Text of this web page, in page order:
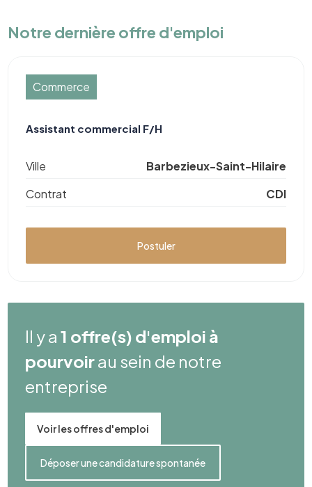
Notre dernière offre d'emploi
Commerce
Assistant commercial F/H
Ville
Barbezieux-Saint-Hilaire
Contrat
CDI
Postuler
Il y a1 offre(s) d'emploi à
pourvoirau sein de notre
entreprise
Voir les offres d'emploi
Déposer une candidature spontanée